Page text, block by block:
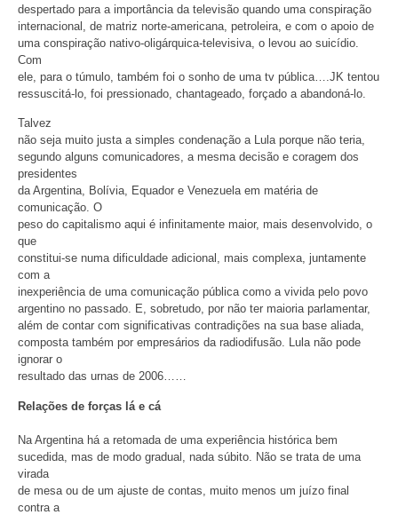
despertado para a importância da televisão quando uma conspiração
internacional, de matriz norte-americana, petroleira, e com o apoio de
uma conspiração nativo-oligárquica-televisiva, o levou ao suicídio.
Com
ele, para o túmulo, também foi o sonho de uma tv pública….JK tentou
ressuscitá-lo, foi pressionado, chantageado, forçado a abandoná-lo.
Talvez
não seja muito justa a simples condenação a Lula porque não teria,
segundo alguns comunicadores, a mesma decisão e coragem dos
presidentes
da Argentina, Bolívia, Equador e Venezuela em matéria de
comunicação. O
peso do capitalismo aqui é infinitamente maior, mais desenvolvido, o
que
constitui-se numa dificuldade adicional, mais complexa, juntamente
com a
inexperiência de uma comunicação pública como a vivida pelo povo
argentino no passado. E, sobretudo, por não ter maioria parlamentar,
além de contar com significativas contradições na sua base aliada,
composta também por empresários da radiodifusão. Lula não pode
ignorar o
resultado das urnas de 2006……
Relações de forças lá e cá
Na Argentina há a retomada de uma experiência histórica bem
sucedida, mas de modo gradual, nada súbito. Não se trata de uma
virada
de mesa ou de um ajuste de contas, muito menos um juízo final
contra a